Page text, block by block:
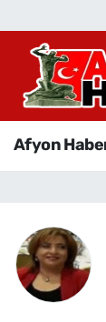
Afyon
Afyon
Sağlık
Eğitim